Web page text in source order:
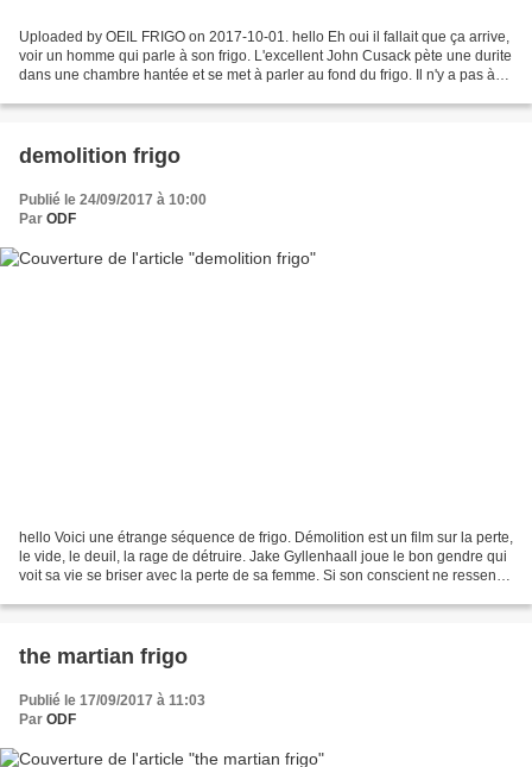
Uploaded by OEIL FRIGO on 2017-10-01. hello Eh oui il fallait que ça arrive,
voir un homme qui parle à son frigo. L'excellent John Cusack pète une durite
dans une chambre hantée et se met à parler au fond du frigo. Il n'y a pas à
demolition frigo
Publié le 24/09/2017 à 10:00
Par ODF
hello Voici une étrange séquence de frigo. Démolition est un film sur la perte,
le vide, le deuil, la rage de détruire. Jake Gyllenhaall joue le bon gendre qui
voit sa vie se briser avec la perte de sa femme. Si son conscient ne ressent
the martian frigo
Publié le 17/09/2017 à 11:03
Par ODF